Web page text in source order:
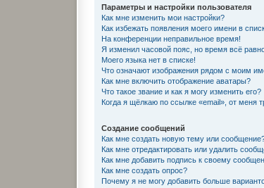
Параметры и настройки пользователя
Как мне изменить мои настройки?
Как избежать появления моего имени в
На конференции неправильное время!
Я изменил часовой пояс, но время всё
Моего языка нет в списке!
Что означают изображения рядом с моим
Как мне включить отображение аватары?
Что такое звание и как я могу изменить его?
Когда я щёлкаю по ссылке «email», от меня
Создание сообщений
Как мне создать новую тему или
Как мне отредактировать или удалить
Как мне добавить подпись к своему
Как мне создать опрос?
Почему я не могу добавить больше